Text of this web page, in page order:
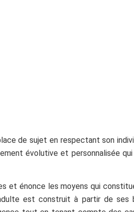
de sujet en respectant son
évolutive et personnalisée
et énonce les moyens qui
est construit à partir de ses